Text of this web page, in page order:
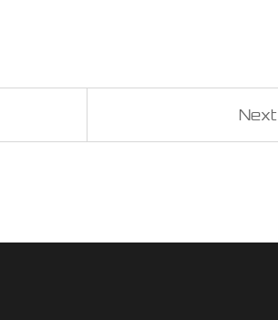
Next